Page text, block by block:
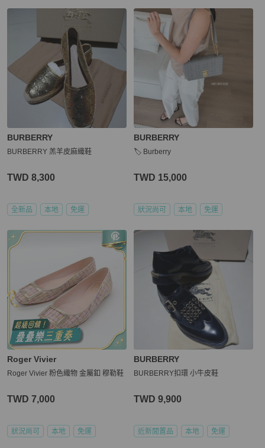
BURBERRY
BURBERRY 羔羊皮麻織鞋
TWD 8,300
全新品 本地 免運
BURBERRY
🏷️ Burberry
TWD 15,000
狀況尚可 本地 免運
Roger Vivier
Roger Vivier 粉色織物 金屬釦 穆勒鞋
TWD 7,000
狀況尚可 本地 免運
BURBERRY
BURBERRY扣環 小牛皮鞋
TWD 9,900
近新閒置品 本地 免運